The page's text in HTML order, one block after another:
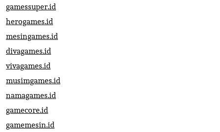
gamessuper.id
herogames.id
mesingames.id
divagames.id
vivagames.id
musimgames.id
namagames.id
gamecore.id
gamemesin.id